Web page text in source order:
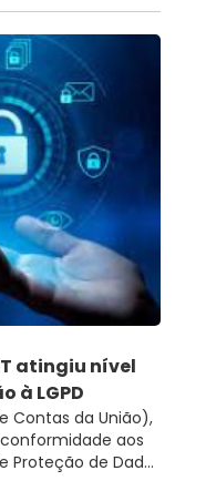
atingiu nível
à LGPD
Contas da União),
conformidade aos
Proteção de Dad...